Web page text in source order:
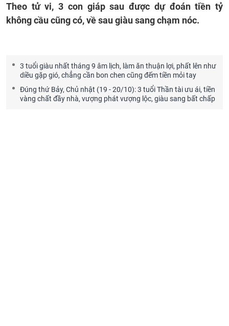
Theo tử vi, 3 con giáp sau được dự đoán tiền tỷ
không cầu cũng có, về sau giàu sang chạm nóc.
3 tuổi giàu nhất tháng 9 âm lịch, làm ăn thuận lợi, phất lên như
diều gặp gió, chẳng cần bon chen cũng đếm tiền mỏi tay
Đúng thứ Bảy, Chủ nhật (19 - 20/10): 3 tuổi Thần tài ưu ái, tiền
vàng chất đầy nhà, vượng phát vượng lộc, giàu sang bất chấp